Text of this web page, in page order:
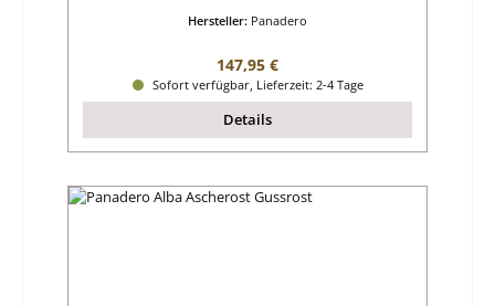
Hersteller: Panadero
Regulärer Preis:
147,95 €
Sofort verfügbar, Lieferzeit: 2-4 Tage
Details